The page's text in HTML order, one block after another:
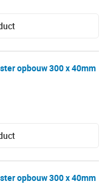
opbouw 300 x 40mm
opbouw 300 x 40mm